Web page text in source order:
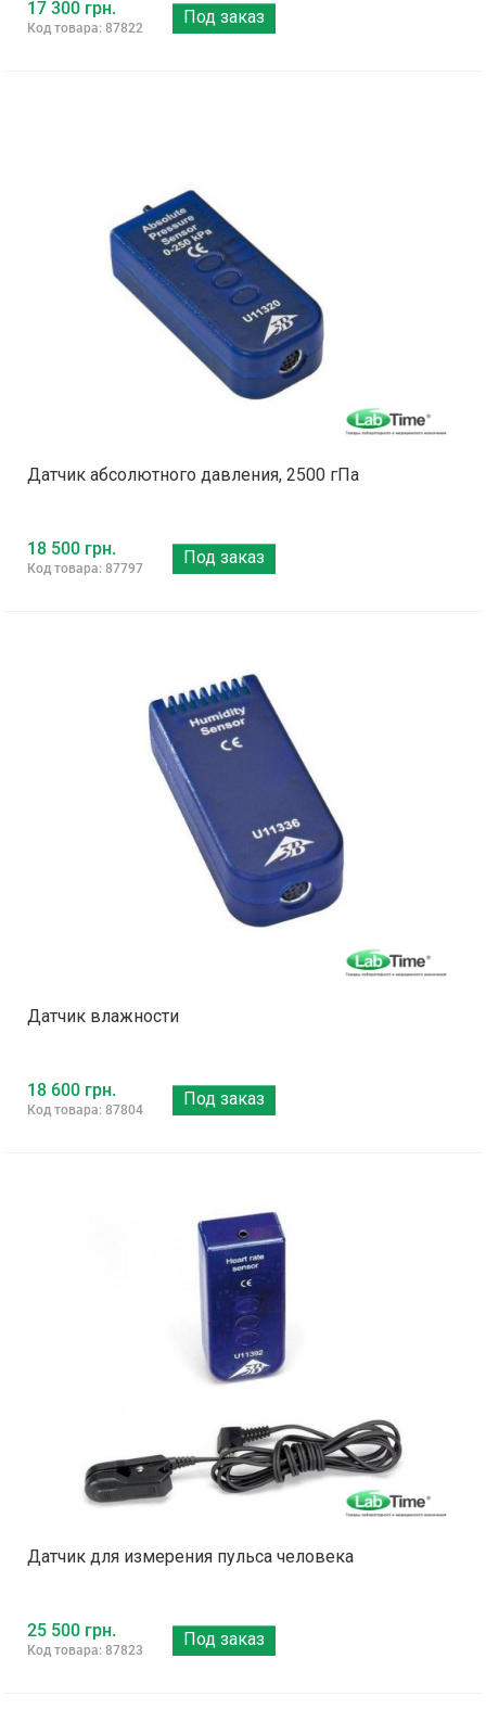
17 300 грн.
Код товара: 87822
Под заказ
Датчик абсолютного давления, 2500 гПа
18 500 грн.
Код товара: 87797
Под заказ
Датчик влажности
18 600 грн.
Код товара: 87804
Под заказ
Датчик для измерения пульса человека
25 500 грн.
Код товара: 87823
Под заказ